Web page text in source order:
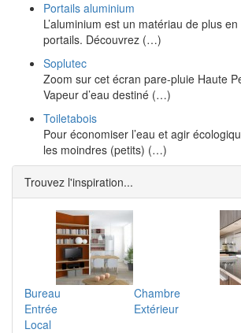
Portails aluminium
L’aluminium est un matériau de plus
portails. Découvrez (…)
Soplutec
Zoom sur cet écran pare-pluie Haute
Vapeur d’eau destiné (…)
Toiletabois
Pour économiser l’eau et agir
les moindres (petits) (…)
Trouvez l'inspiration...
Bureau Chambre
Entrée
Extérieur
Local